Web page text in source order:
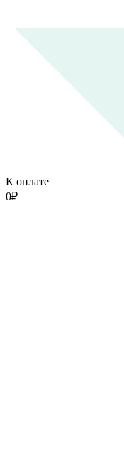
К оплате
0₽